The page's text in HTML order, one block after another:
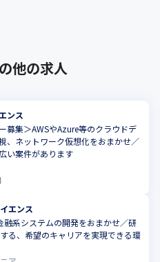
他の求人
ンス
募集＞AWSやAzure等のクラウドデ
、ネットワーク仮想化をおまかせ／
い案件があります
エンス
融系システムの開発をおまかせ／研
る、希望のキャリアを実現できる環